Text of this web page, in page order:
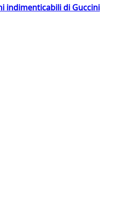
indimenticabili di Guccini